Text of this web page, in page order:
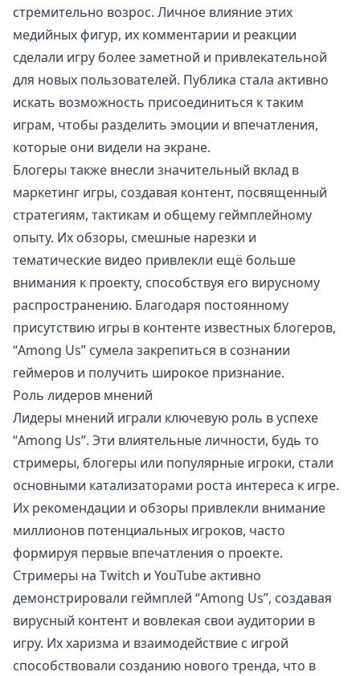
стремительно возрос. Личное влияние этих
медийных фигур, их комментарии и реакции
сделали игру более заметной и привлекательной
для новых пользователей. Публика стала активно
искать возможность присоединиться к таким
играм, чтобы разделить эмоции и впечатления,
которые они видели на экране.
Блогеры также внесли значительный вклад в
маркетинг игры, создавая контент, посвященный
стратегиям, тактикам и общему геймплейному
опыту. Их обзоры, смешные нарезки и
тематические видео привлекли ещё больше
внимания к проекту, способствуя его вирусному
распространению. Благодаря постоянному
присутствию игры в контенте известных блогеров,
“Among Us” сумела закрепиться в сознании
геймеров и получить широкое признание.
Роль лидеров мнений
Лидеры мнений играли ключевую роль в успехе
“Among Us”. Эти влиятельные личности, будь то
стримеры, блогеры или популярные игроки, стали
основными катализаторами роста интереса к игре.
Их рекомендации и обзоры привлекли внимание
миллионов потенциальных игроков, часто
формируя первые впечатления о проекте.
Стримеры на Twitch и YouTube активно
демонстрировали геймплей “Among Us”, создавая
вирусный контент и вовлекая свои аудитории в
игру. Их харизма и взаимодействие с игрой
способствовали созданию нового тренда, что в